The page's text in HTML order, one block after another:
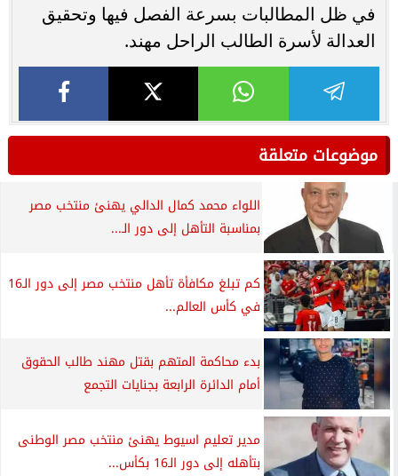
في ظل المطالبات بسرعة الفصل فيها وتحقيق
العدالة لأسرة الطالب الراحل مهند.
موضوعات متعلقة
اللواء محمد كمال الدالي يهنئ منتخب مصر
بمناسبة التأهل إلى دور الـ...
كم تبلغ مكافأة تأهل منتخب مصر إلى دور الـ16
في كأس العالم...
بدء محاكمة المتهم بقتل مهند طالب الحقوق
أمام الدائرة الرابعة بجنايات التجمع
مدير تعليم اسيوط يهنئ منتخب مصر الوطنى
بتأهله إلى دور الـ16 بكأس...